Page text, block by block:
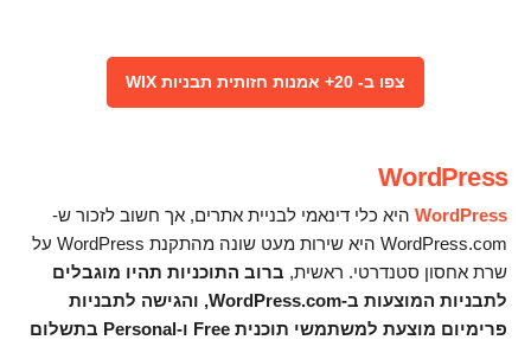
צפו ב- 20+ אמנות חזותית תבניות WIX
WordPress
WordPress היא כלי דינאמי לבניית אתרים, אך חשוב לזכור ש-
WordPress.com היא שירות מעט שונה מהתקנת WordPress על
שרת אחסון סטנדרטי. ראשית, ברוב התוכניות תהיו מוגבלים
לתבניות המוצעות ב-WordPress.com, והגישה לתבניות
פרימיום מוצעת למשתמשי תוכנית Free ו-Personal בתשלום